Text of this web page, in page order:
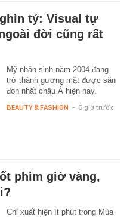
tỷ: Visual tự
đời cũng rất
Mỹ nhân sinh năm 2004 đang
trở thành gương mặt được săn
đón nhất châu Á hiện nay.
BEAUTY & FASHION - 6 giờ trước
phim giờ vàng,
Chỉ xuất hiện ít phút trong Mùa